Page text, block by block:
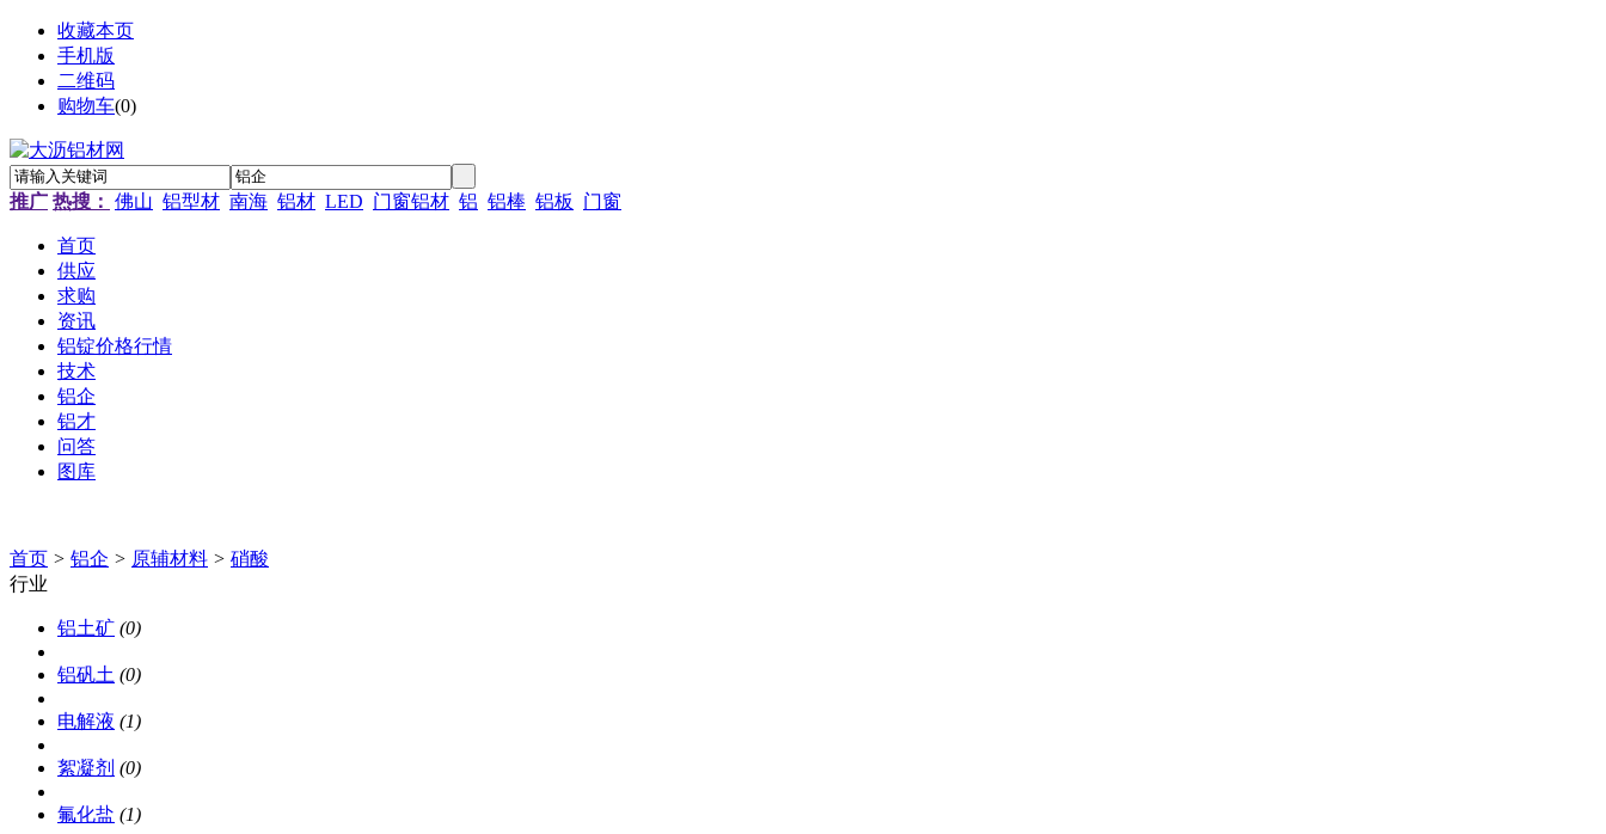
收藏本页
手机版
二维码
购物车(0)
推广 热搜： 佛山 铝型材 南海 铝材 LED 门窗铝材 铝 铝棒 铝板 门窗
首页
供应
求购
资讯
铝锭价格行情
技术
铝企
铝才
问答
图库
首页 > 铝企 > 原辅材料 > 硝酸
行业
铝土矿 (0)
铝矾土 (0)
电解液 (1)
絮凝剂 (0)
氟化盐 (1)